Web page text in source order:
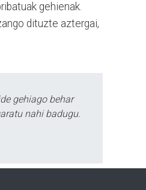
gehienak.
dituzte aztergai,
gehiago behar
nahi badugu.